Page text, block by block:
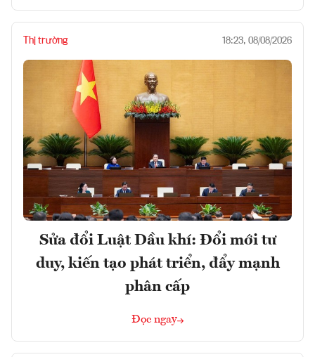
Thị trường 18:23, 08/08/2026
Sửa đổi Luật Dầu khí: Đổi mới tư
duy, kiến tạo phát triển, đẩy mạnh
phân cấp
Đọc ngay